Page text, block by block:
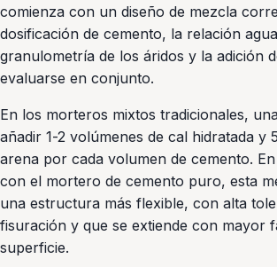
comienza con un diseño de mezcla
dosificación de cemento, la relación
granulometría de los áridos y la adición
evaluarse en conjunto.
En los morteros mixtos tradicionales,
añadir 1-2 volúmenes de cal hidratada y
arena por cada volumen de cemento.
con el mortero de cemento puro, esta
una estructura más flexible, con alta
fisuración y que se extiende con mayor
superficie.